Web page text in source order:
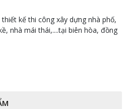
kế thi công xây dựng nhà phố,
nhà mái thái,....tại biên hòa, đồng